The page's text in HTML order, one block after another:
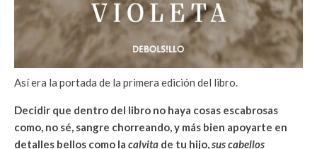
Así era la portada de la primera edición del libro.
Decidir que dentro del libro no haya cosas escabrosas
como, no sé, sangre chorreando, y más bien apoyarte en
detalles bellos como la calvita de tu hijo,sus cabellos